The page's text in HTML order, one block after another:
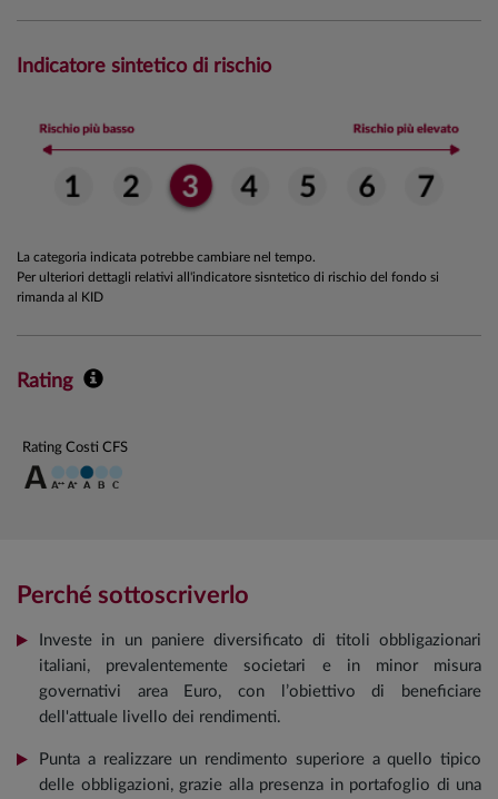
Indicatore sintetico di rischio
La categoria indicata potrebbe cambiare nel tempo.
Per ulteriori dettagli relativi all'indicatore sisntetico di rischio del fondo si
rimanda al KID
Rating
Rating Costi CFS
Perché sottoscriverlo
Investe in un paniere diversificato di titoli obbligazionari
italiani, prevalentemente societari e in minor misura
governativi area Euro, con l’obiettivo di beneficiare
dell'attuale livello dei rendimenti.
Punta a realizzare un rendimento superiore a quello tipico
delle obbligazioni, grazie alla presenza in portafoglio di una